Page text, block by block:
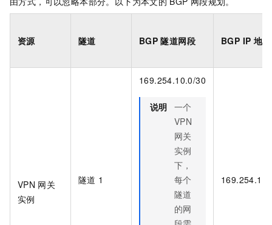
资源 隧道 BGP 隧道网段 BGP IP 地址
VPN 网关
实例
隧道 1
169.254.10.0/30
说明 一个
VPN
网关
实例
下，
每个
隧道
的网